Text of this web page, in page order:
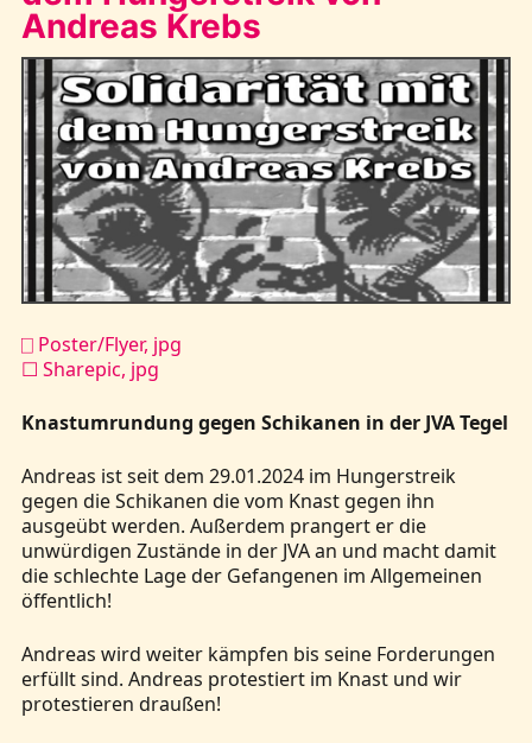
Andreas Krebs
⎕ Poster/Flyer, jpg
☐ Sharepic, jpg
Knastumrundung gegen Schikanen in der JVA Tegel
Andreas ist seit dem 29.01.2024 im Hungerstreik
gegen die Schikanen die vom Knast gegen ihn
ausgeübt werden. Außerdem prangert er die
unwürdigen Zustände in der JVA an und macht damit
die schlechte Lage der Gefangenen im Allgemeinen
öffentlich!
Andreas wird weiter kämpfen bis seine Forderungen
erfüllt sind. Andreas protestiert im Knast und wir
protestieren draußen!